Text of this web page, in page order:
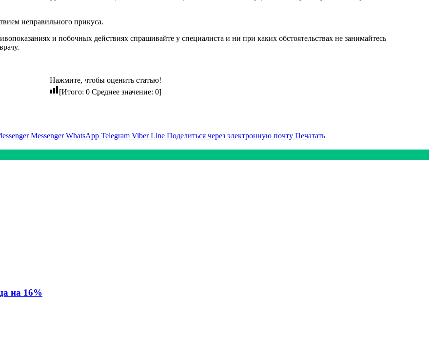
неправильного прикуса.
и побочных действиях спрашивайте у специалиста и ни при каких обстоятельствах не занимайтесь
Нажмите, чтобы оценить статью!
[Итого: 0 Среднее значение: 0]
Messenger WhatsApp Telegram Viber Line Поделиться через электронную почту Печатать
на 16%